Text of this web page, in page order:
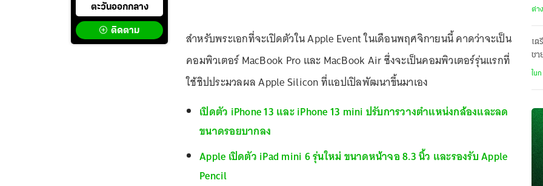
ตะวันออกกลาง
ติดตาม
สำหรับพระเอกที่จะเปิดตัวใน Apple Event ในเดือนพฤศจิกายนนี้ คาดว่าจะเป็น
คอมพิวเตอร์ MacBook Pro และ MacBook Air ซึ่งจะเป็นคอมพิวเตอร์รุ่นแรกที่
ใช้ชิปประมวลผล Apple Silicon ที่แอปเปิลพัฒนาขึ้นมาเอง
เปิดตัว iPhone 13 และ iPhone 13 mini ปรับการวางตำแหน่งกล้องและลด
ขนาดรอยบากลง
Apple เปิดตัว iPad mini 6 รุ่นใหม่ ขนาดหน้าจอ 8.3 นิ้ว และรองรับ Apple
Pencil
ต่า
เต
ชา
ฌ
ใน